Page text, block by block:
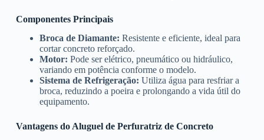
Componentes Principais
Broca de Diamante: Resistente e eficiente, ideal para
cortar concreto reforçado.
Motor: Pode ser elétrico, pneumático ou hidráulico,
variando em potência conforme o modelo.
Sistema de Refrigeração: Utiliza água para resfriar a
broca, reduzindo a poeira e prolongando a vida útil do
equipamento.
Vantagens do Aluguel de Perfuratriz de Concreto